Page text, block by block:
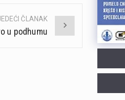
ČLANAK
u podhumu